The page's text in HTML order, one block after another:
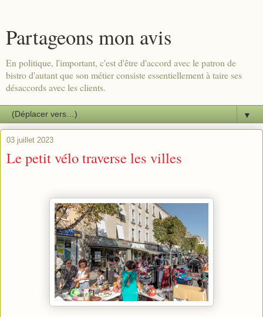
Partageons mon avis
En politique, l'important, c'est d'être d'accord avec le patron de
bistro d'autant que son métier consiste essentiellement à taire ses
désaccords avec les clients.
▼
03 juillet 2023
Le petit vélo traverse les villes